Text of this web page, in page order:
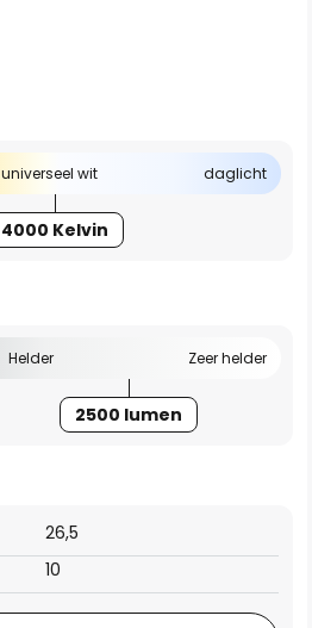
universeel wit daglicht
4000 Kelvin
Helder Zeer helder
2500 lumen
10
26,5